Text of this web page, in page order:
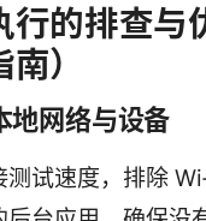
行的排查与
）
地网络与设备
试速度，排除